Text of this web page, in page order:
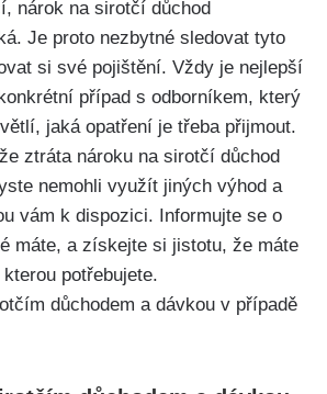
nárok na sirotčí důchod
Je proto nezbytné sledovat tyto
si své pojištění. Vždy je nejlepší
případ s odborníkem, který
jaká opatření je třeba přijmout.
ztráta nároku na sirotčí důchod
nemohli využít jiných výhod a
vám k dispozici. Informujte se o
máte, a získejte si jistotu, že máte
potřebujete.